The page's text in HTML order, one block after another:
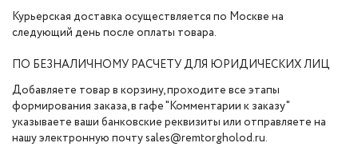
Курьерская доставка осуществляется по Москве на
следующий день после оплаты товара.
ПО БЕЗНАЛИЧНОМУ РАСЧЕТУ ДЛЯ ЮРИДИЧЕСКИХ ЛИЦ
Добавляете товар в корзину, проходите все этапы
формирования заказа, в гафе "Комментарии к заказу"
указываете ваши банковские реквизиты или отправляете на
нашу электронную почту sales@remtorgholod.ru.